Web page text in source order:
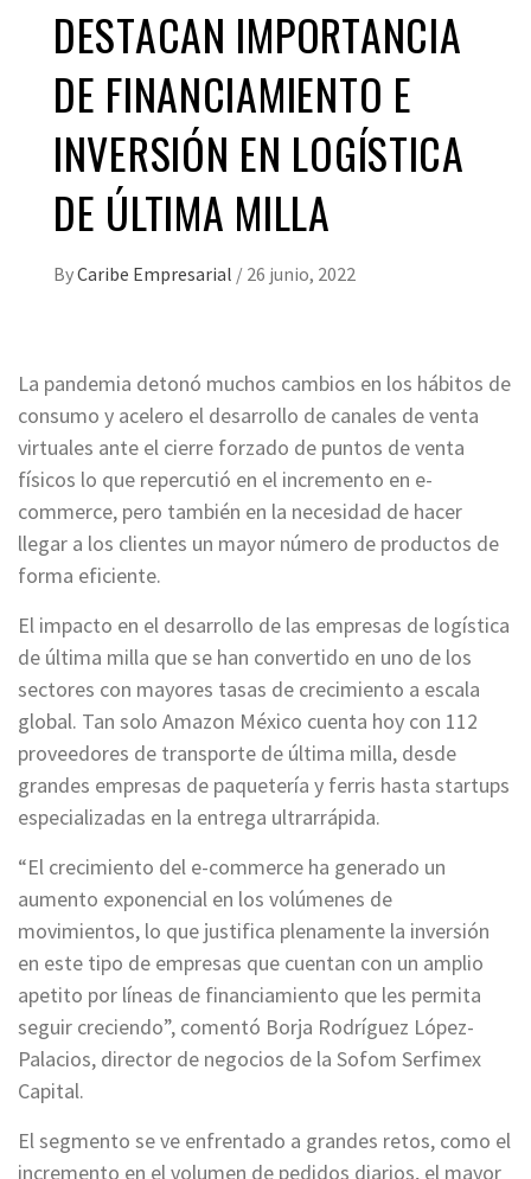
DESTACAN IMPORTANCIA
DE FINANCIAMIENTO E
INVERSIÓN EN LOGÍSTICA
DE ÚLTIMA MILLA
ByCaribe Empresarial / 26 junio, 2022
La pandemia detonó muchos cambios en los hábitos de
consumo y acelero el desarrollo de canales de venta
virtuales ante el cierre forzado de puntos de venta
físicos lo que repercutió en el incremento en e-
commerce, pero también en la necesidad de hacer
llegar a los clientes un mayor número de productos de
forma eficiente.
El impacto en el desarrollo de las empresas de logística
de última milla que se han convertido en uno de los
sectores con mayores tasas de crecimiento a escala
global. Tan solo Amazon México cuenta hoy con 112
proveedores de transporte de última milla, desde
grandes empresas de paquetería y ferris hasta startups
especializadas en la entrega ultrarrápida.
“El crecimiento del e-commerce ha generado un
aumento exponencial en los volúmenes de
movimientos, lo que justifica plenamente la inversión
en este tipo de empresas que cuentan con un amplio
apetito por líneas de financiamiento que les permita
seguir creciendo”, comentó Borja Rodríguez López-
Palacios, director de negocios de la Sofom Serfimex
Capital.
El segmento se ve enfrentado a grandes retos, como el
incremento en el volumen de pedidos diarios, el mayor